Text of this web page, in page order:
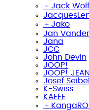
﹢ Jack
﹢ Jako
Jan
Jana
JCC
John Devin
JOOP!
JOOP!
Josef Seibel
K-Swiss
KAFFE
﹢